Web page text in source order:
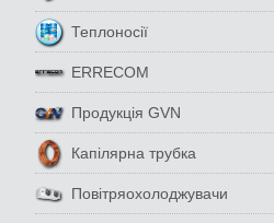
Теплоносії
ERRECOM
Продукція GVN
Капілярна трубка
Повітряохолоджувачи